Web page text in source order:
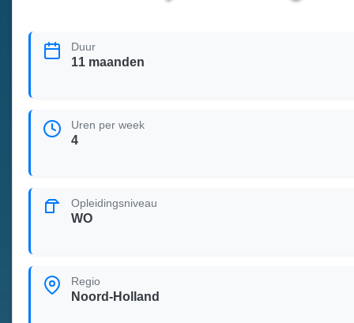
Duur
11 maanden
Uren per week
4
Opleidingsniveau
WO
Regio
Noord-Holland